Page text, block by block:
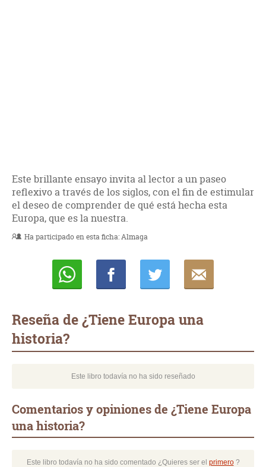
Este brillante ensayo invita al lector a un paseo
reflexivo a través de los siglos, con el fin de estimular
el deseo de comprender de qué está hecha esta
Europa, que es la nuestra.
Ha participado en esta ficha:Almaga
Reseña de ¿Tiene Europa una
historia?
Este libro todavía no ha sido reseñado
Comentarios y opiniones de ¿Tiene Europa
una historia?
Este libro todavía no ha sido comentado ¿Quieres ser el primero?